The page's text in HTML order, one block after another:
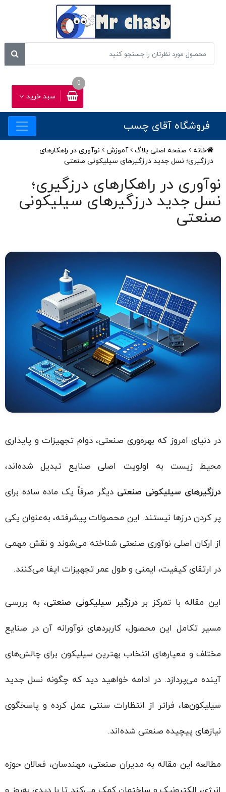
سبد خرید
0
فروشگاه آقای چسب
خانه صفحه اصلی بلاگ آموزش
نوآوری در راهکارهای
درزگیری؛ نسل جدید درزگیرهای سیلیکونی صنعتی
نوآوری در راهکارهای درزگیری؛
نسل جدید درزگیرهای سیلیکونی
صنعتی
در دنیای امروز که بهره‌وری صنعتی، دوام تجهیزات و پایداری
محیط زیست به اولویت اصلی صنایع تبدیل شده‌اند،
درزگیرهای سیلیکونی صنعتیدیگر صرفاً یک ماده ساده برای
پر کردن درزها نیستند. این محصولات پیشرفته، به‌عنوان یکی
از ارکان اصلی نوآوری صنعتی شناخته می‌شوند و نقش مهمی
در ارتقای کیفیت، ایمنی و طول عمر تجهیزات ایفا می‌کنند.
این مقاله با تمرکز بر درزگیر سیلیکونی صنعتی، به بررسی
مسیر تکامل این محصول، کاربردهای نوآورانه آن در صنایع
مختلف و معیارهای انتخاب بهترین سیلیکون برای چالش‌های
آینده می‌پردازد. در ادامه خواهید دید که چگونه نسل جدید
سیلیکون‌ها، فراتر از انتظارات سنتی عمل کرده و پاسخگوی
نیازهای پیچیده صنعتی شده‌اند.
مطالعه این مقاله به مدیران صنعتی، مهندسان، فعالان حوزه